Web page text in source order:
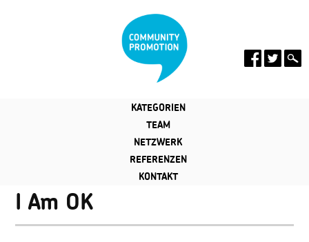
KATEGORIEN
TEAM
NETZWERK
REFERENZEN
KONTAKT
I Am OK